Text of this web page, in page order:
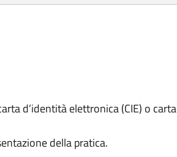
d’identità elettronica (CIE) o carta
della pratica.